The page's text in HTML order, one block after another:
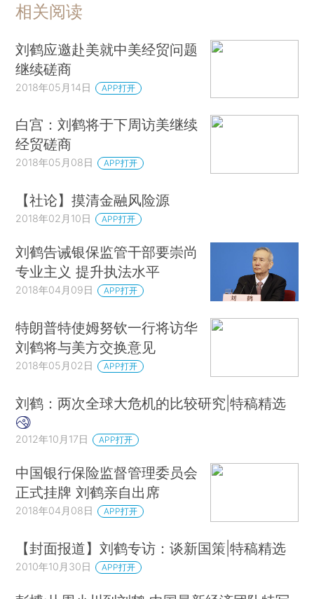
相关阅读
刘鹤应邀赴美就中美经贸问题
继续磋商
2018年05月14日 APP打开
白宫：刘鹤将于下周访美继续
经贸磋商
2018年05月08日 APP打开
【社论】摸清金融风险源
2018年02月10日 APP打开
刘鹤告诫银保监管干部要崇尚
专业主义 提升执法水平
2018年04月09日 APP打开
特朗普特使姆努钦一行将访华
刘鹤将与美方交换意见
2018年05月02日 APP打开
刘鹤：两次全球大危机的比较研究|特稿精选
2012年10月17日 APP打开
中国银行保险监督管理委员会
正式挂牌 刘鹤亲自出席
2018年04月08日 APP打开
【封面报道】刘鹤专访：谈新国策|特稿精选
2010年10月30日 APP打开